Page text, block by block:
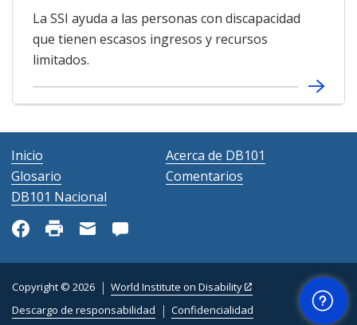
La SSI ayuda a las personas con discapacidad
que tienen escasos ingresos y recursos
limitados.
Ayuda
Inicio
Acerca de DB101
Glosario
Comentarios
DB101 Nacional
Copyright © 2026
World Institute on Disability
Descargo de responsabilidad
Confidencialidad